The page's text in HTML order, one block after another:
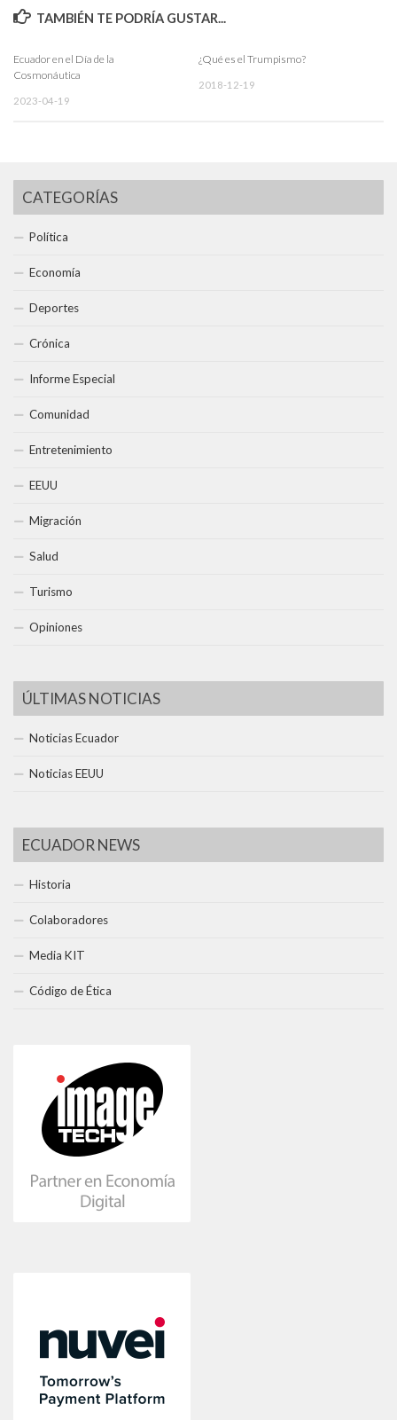
TAMBIÉN TE PODRÍA GUSTAR...
Ecuador en el Día de la
Cosmonáutica
2023-04-19
¿Qué es el Trumpismo?
2018-12-19
CATEGORÍAS
Política
Economía
Deportes
Crónica
Informe Especial
Comunidad
Entretenimiento
EEUU
Migración
Salud
Turismo
Opiniones
ÚLTIMAS NOTICIAS
Noticias Ecuador
Noticias EEUU
ECUADOR NEWS
Historia
Colaboradores
Media KIT
Código de Ética